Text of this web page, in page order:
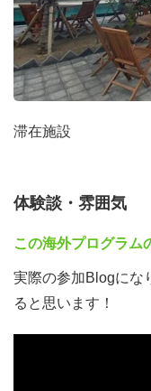
滞在施設
体験談・雰囲気
この海外プログラム
実際の参加Blogにな
ると思います！